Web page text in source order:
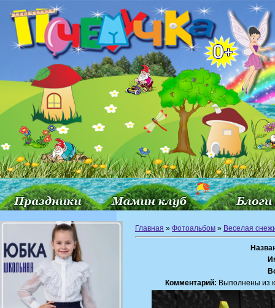
Главная » Фотоальбом » Веселая
Комментарий: Выполнены из